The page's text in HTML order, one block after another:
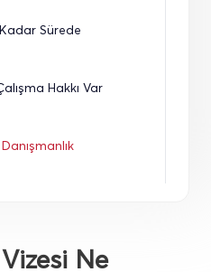
Sürede
Hakkı Var
Ne